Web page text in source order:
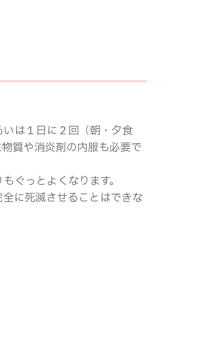
は１日に２回（朝・夕食
質や消炎剤の内服も必要で
ぐっとよくなります。
に死滅させることはできな